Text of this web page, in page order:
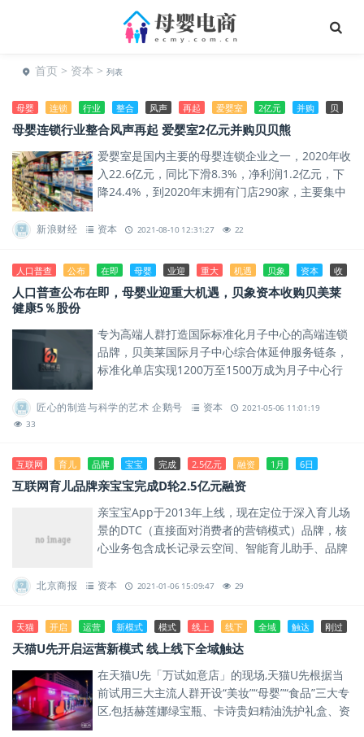
首页 > 资本 > 列表
母婴 连锁 行业 整合 风声 再起 爱婴室 2亿元 并购 贝
母婴连锁行业整合风声再起 爱婴室2亿元并购贝贝熊
爱婴室是国内主要的母婴连锁企业之一，2020年收
入22.6亿元，同比下滑8.3%，净利润1.2亿元，下
降24.4%，到2020年末拥有门店290家，主要集中
新浪财经 资本 2021-08-10 12:31:27 22
人口普查 公布 在即 母婴 业迎 重大 机遇 贝象 资本 收
人口普查公布在即，母婴业迎重大机遇，贝象资本收购贝美莱
健康5％股份
专为高端人群打造国际标准化月子中心的高端连锁
品牌，贝美莱国际月子中心综合体延伸服务链条，
标准化单店实现1200万至1500万成为月子中心行
匠心的制造与科学的艺术 企鹅号 资本
2021-05-06 11:01:19
33
互联网 育儿 品牌 宝宝 完成 2.5亿元 融资 1月 6日
互联网育儿品牌亲宝宝完成D轮2.5亿元融资
亲宝宝App于2013年上线，现在定位于深入育儿场
景的DTC（直接面对消费者的营销模式）品牌，核
心业务包含成长记录云空间、智能育儿助手、品牌
亿，服务家庭数...
北京商报 资本 2021-01-06 15:09:47 29
天猫 开启 运营 新模式 模式 线上 线下 全域 触达 刚过
天猫U先开启运营新模式 线上线下全域触达
在天猫U先「万试如意店」的现场,天猫U先根据当
前试用三大主流人群开设“美妆”“母婴”“食品”三大专
区,包括赫莲娜绿宝瓶、卡诗贵妇精油洗护礼盒、资